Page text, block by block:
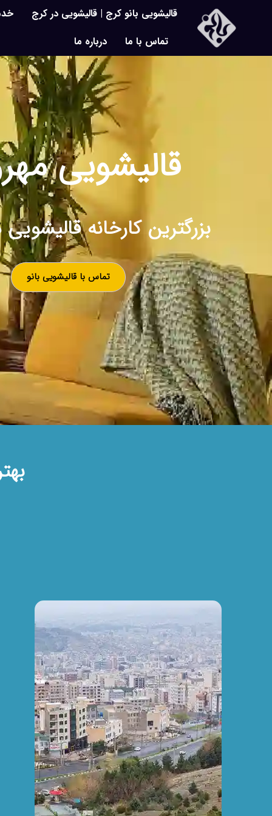
قالیشویی بانو کرج | قالیشویی در کرج
تماس با ما
درباره ما
قالیشویی
بزرگترین کارخانه قالیشویی
تماس با قالیشویی بانو